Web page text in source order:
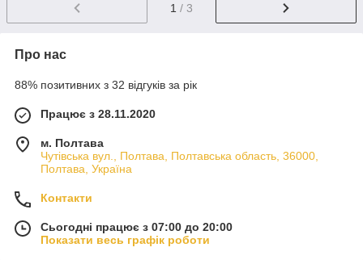
1 / 3
Про нас
88% позитивних з 32 відгуків за рік
Працює з 28.11.2020
м. Полтава
Чутівська вул., Полтава, Полтавська область, 36000,
Полтава, Україна
Контакти
Сьогодні працює з 07:00 до 20:00
Показати весь графік роботи